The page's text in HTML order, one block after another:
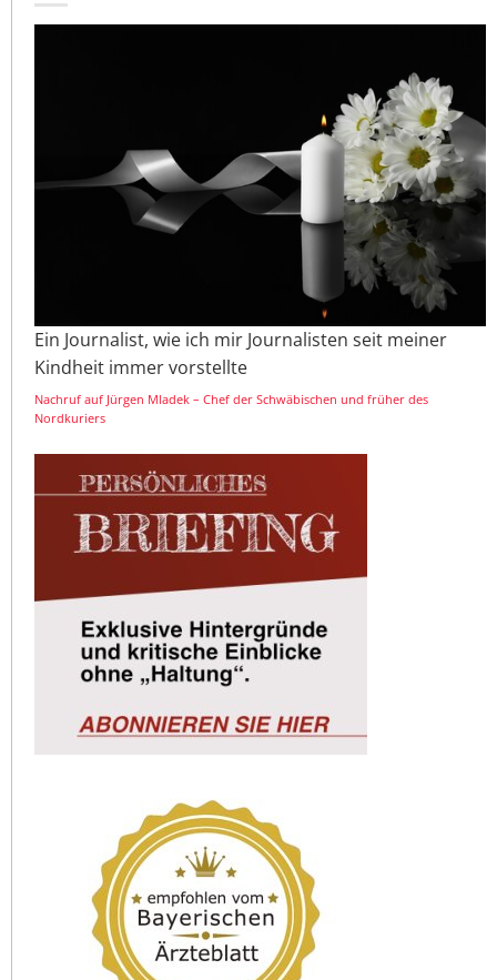
Ein Journalist, wie ich mir Journalisten seit meiner
Kindheit immer vorstellte
Nachruf auf Jürgen Mladek – Chef der Schwäbischen und früher des
Nordkuriers